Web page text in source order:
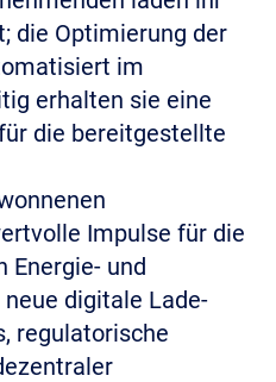
die Optimierung der
im
erhalten sie eine
die bereitgestellte
Impulse für die
Energie- und
digitale Lade-
regulatorische